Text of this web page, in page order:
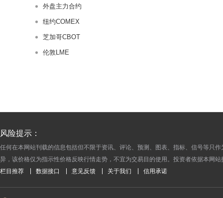
外盘主力合约
纽约COMEX
芝加哥CBOT
伦敦LME
2018-03-11
2018-03-09
2018-03-08
2018-03-07
2018-03-06
风险提示：
任何在本网站刊载的信息包括但不限于资讯、评论、预测、图表、指标、信号等只
异，该价格仅为指示性价格反映行情走势，不宜为交易目的使用。投资者依据本网
栏目推荐 数据接口 意见反馈 关于我们 信用承诺